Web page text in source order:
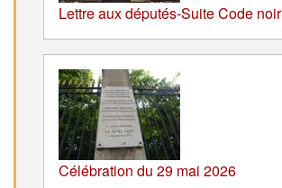
Lettre aux députés-Suite Code noir
Célébration du 29 mai 2026